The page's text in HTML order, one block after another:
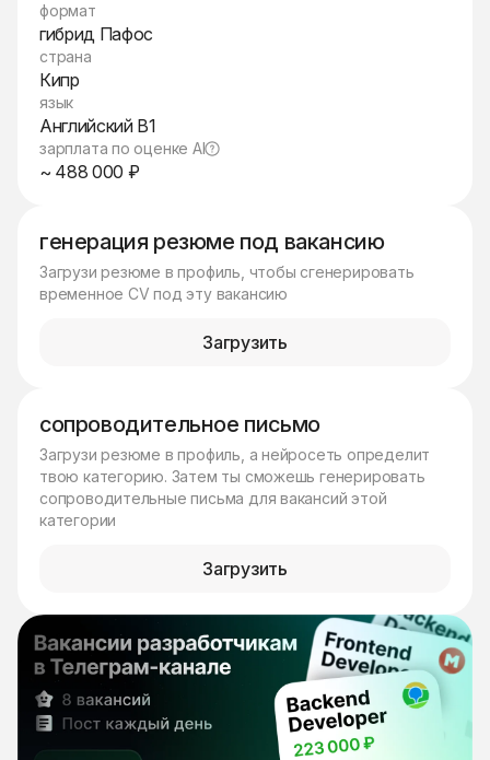
генерация резюме под вакансию
Загрузи резюме в профиль, чтобы сгенерировать
временное CV под эту вакансию
Загрузить
сопроводительное письмо
Загрузи резюме в профиль, а нейросеть определит
твою категорию. Затем ты сможешь генерировать
сопроводительные письма для вакансий этой
категории
Загрузить
формат
гибрид Пафос
страна
Кипр
язык
Английский B1
зарплата по оценке AI
~ 488 000 ₽